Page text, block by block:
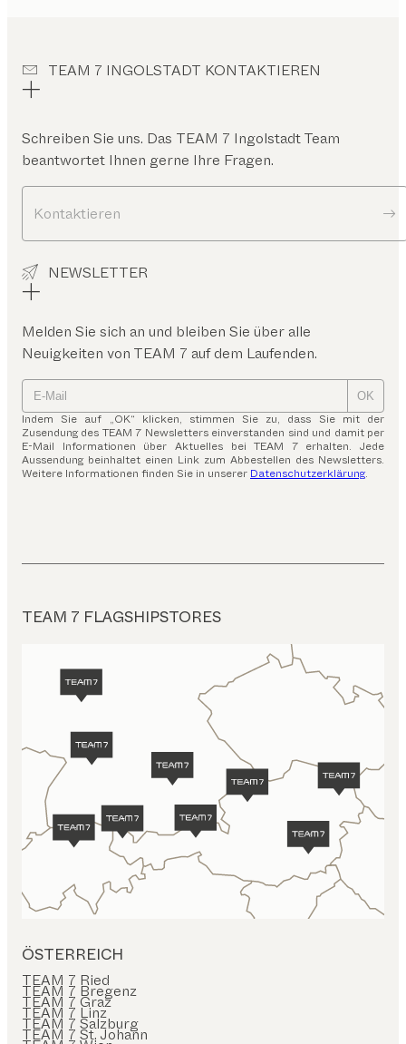
TEAM 7 INGOLSTADT KONTAKTIEREN
Schreiben Sie uns. Das TEAM 7 IngolstadtTeam
beantwortet Ihnen gerne Ihre Fragen.
Kontaktieren
NEWSLETTER
Melden Sie sich an und bleiben Sie über alle
Neuigkeiten von TEAM 7 auf dem Laufenden.
OK
Indem Sie auf „OK“ klicken, stimmen Sie zu, dass Sie mit der
Zusendung des TEAM 7 Newsletters einverstanden sind und damit per
E-Mail Informationen über Aktuelles bei TEAM 7 erhalten. Jede
Aussendung beinhaltet einen Link zum Abbestellen des Newsletters.
Weitere Informationen finden Sie in unserer Datenschutzerklärung.
TEAM 7 FLAGSHIPSTORES
ÖSTERREICH
TEAM 7 Ried
TEAM 7 Bregenz
TEAM 7 Graz
TEAM 7 Linz
TEAM 7 Salzburg
TEAM 7 St. Johann